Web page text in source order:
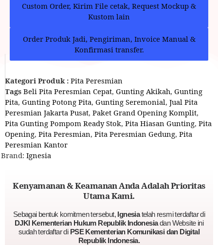
Custom Order, Kirim File cetak, Request Mockup &
Kustom lain
Order Produk Jadi, Pengiriman, Invoice Manual &
Konfirmasi transfer.
Kategori Produk : Pita Peresmian
Tags Beli Pita Peresmian Cepat, Gunting Akikah, Gunting
Pita, Gunting Potong Pita, Gunting Seremonial, Jual Pita
Peresmian Jakarta Pusat, Paket Grand Opening Komplit,
Pita Gunting Pompom Ready Stok, Pita Hiasan Gunting, Pita
Opening, Pita Peresmian, Pita Peresmian Gedung, Pita
Peresmian Kantor
Brand: Ignesia
Kenyamanan & Keamanan Anda Adalah Prioritas
Utama Kami.
Sebagai bentuk komitmen tersebut, Ignesiatelah resmi terdaftar di
DJKI Kementerian Hukum Republik Indonesiadan Website ini
sudah terdaftar di PSE Kementerian Komunikasi dan Digital
Republik Indonesia.